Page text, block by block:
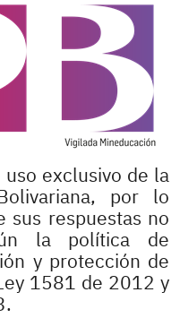
exclusivo de la
por lo
sus respuestas no
la política de
y protección de
1581 de 2012 y